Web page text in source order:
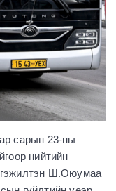
сарын 23-ны
нийтийн
Ш.Оюумаа